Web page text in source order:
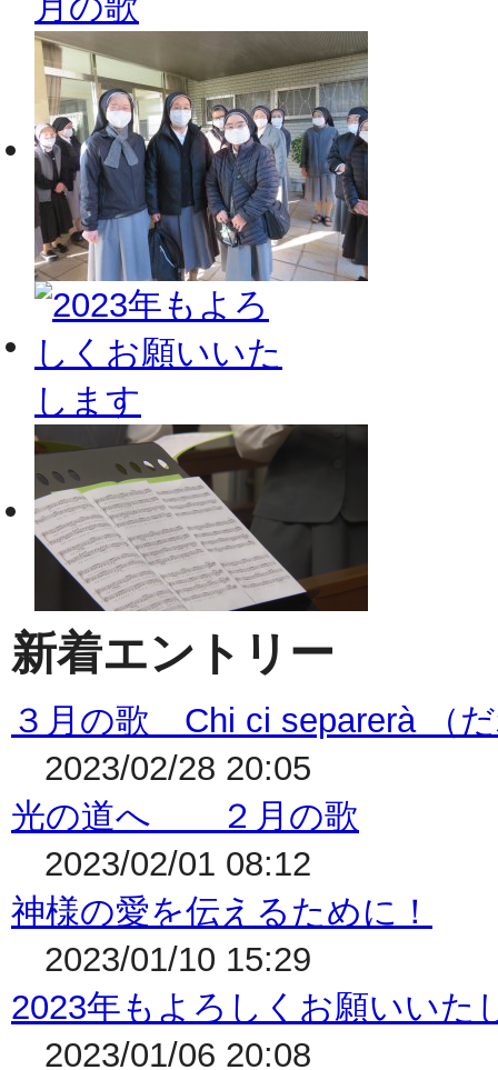
新着エントリー
３月の歌 Chi ci separerà （
2023/02/28 20:05
光の道へ ２月の歌
2023/02/01 08:12
神様の愛を伝えるために！
2023/01/10 15:29
2023年もよろしくお願いいた
2023/01/06 20:08